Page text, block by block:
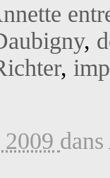
,
,
dans